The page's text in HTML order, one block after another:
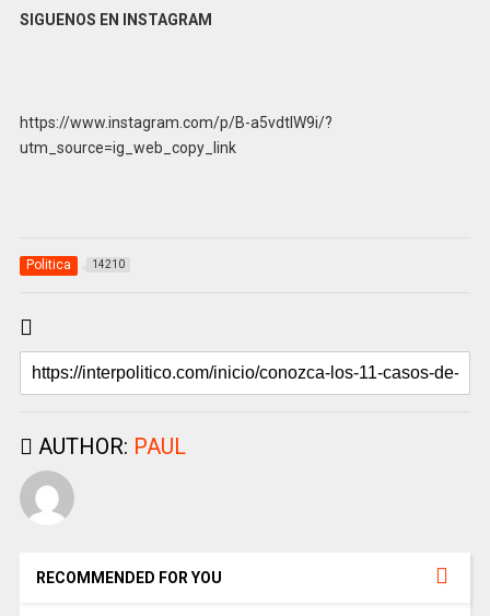
SIGUENOS EN INSTAGRAM
https://www.instagram.com/p/B-a5vdtlW9i/?
utm_source=ig_web_copy_link
Politica 14210
AUTHOR: PAUL
RECOMMENDED FOR YOU